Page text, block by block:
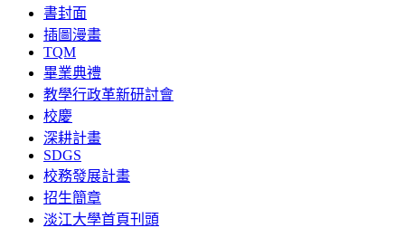
書封面
插圖漫畫
TQM
畢業典禮
教學行政革新研討會
校慶
深耕計畫
SDGS
校務發展計畫
招生簡章
淡江大學首頁刊頭